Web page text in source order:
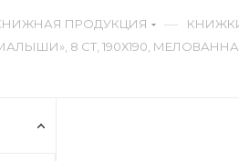
ПРОДУКЦИЯ —
8 СТ, 190Х190,